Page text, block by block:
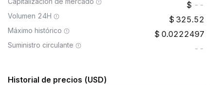
--
Volumen 24H 325.52
Máximo histórico 0.0222497
Suministro circulante --
Historial de precios (USD)